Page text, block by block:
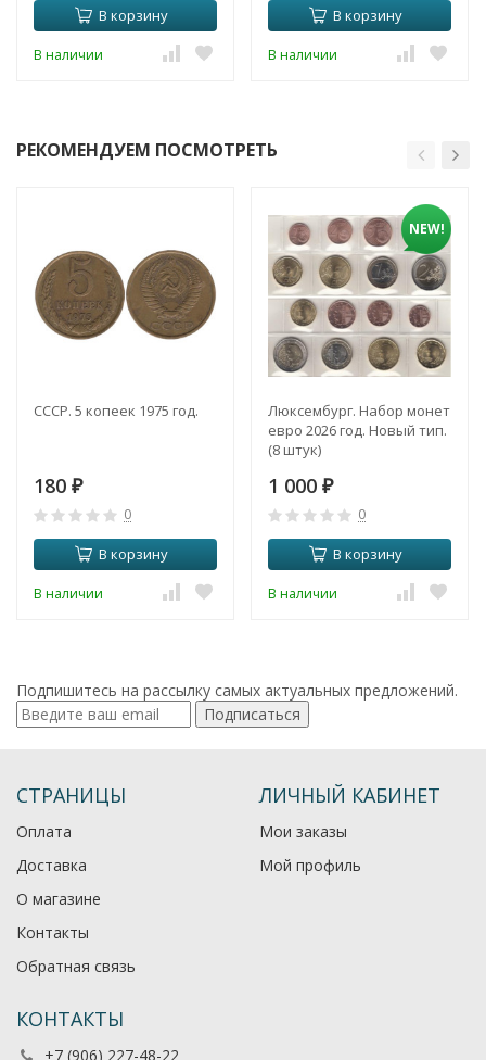
В корзину
В наличии
В корзину
В наличии
РЕКОМЕНДУЕМ ПОСМОТРЕТЬ
СССР. 5 копеек 1975 год.
180 ₽
0
В корзину
В наличии
NEW!
Люксембург. Набор монет
евро 2026 год. Новый тип.
(8 штук)
1 000 ₽
0
В корзину
В наличии
Подпишитесь на рассылку самых актуальных предложений.
Подписаться
СТРАНИЦЫ
Оплата
Доставка
О магазине
Контакты
Обратная связь
ЛИЧНЫЙ КАБИНЕТ
Мои заказы
Мой профиль
КОНТАКТЫ
+7 (906) 227-48-22